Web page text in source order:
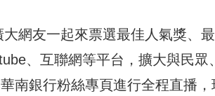
網友一起來票選最佳人氣獎、
、互聯網等平台，擴大與民
南銀行粉絲專頁進行全程直播